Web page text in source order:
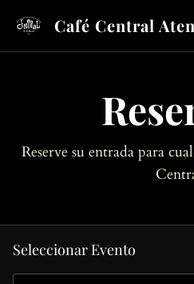
Café Central
Reserve su entrada para
Seleccionar Evento